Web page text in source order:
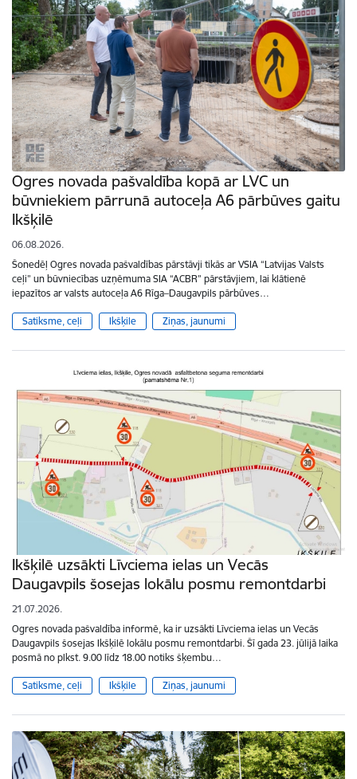
Ogres novada pašvaldība kopā ar LVC un
būvniekiem pārrunā autoceļa A6 pārbūves gaitu
Ikšķilē
06.08.2026.
Šonedēļ Ogres novada pašvaldības pārstāvji tikās ar VSIA “Latvijas Valsts
ceļi” un būvniecības uzņēmuma SIA “ACBR” pārstāvjiem, lai klātienē
iepazītos ar valsts autoceļa A6 Rīga–Daugavpils pārbūves…
Satiksme, ceļi Ikšķile Ziņas, jaunumi
Ikšķilē uzsākti Līvciema ielas un Vecās
Daugavpils šosejas lokālu posmu remontdarbi
21.07.2026.
Ogres novada pašvaldība informē, ka ir uzsākti Līvciema ielas un Vecās
Daugavpils šosejas Ikšķilē lokālu posmu remontdarbi. Šī gada 23. jūlijā laika
posmā no plkst. 9.00 līdz 18.00 notiks šķembu…
Satiksme, ceļi Ikšķile Ziņas, jaunumi